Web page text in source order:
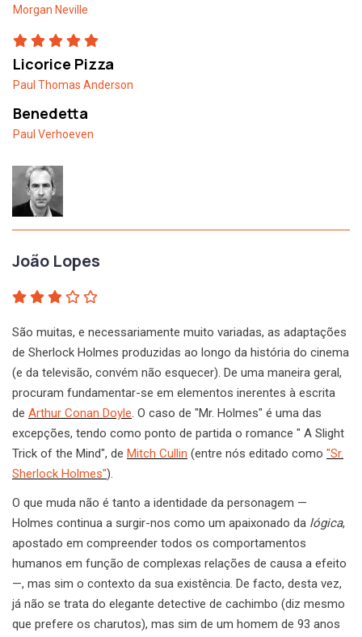
Morgan Neville
Licorice Pizza
Paul Thomas Anderson
Benedetta
Paul Verhoeven
João Lopes
São muitas, e necessariamente muito variadas, as adaptações
de Sherlock Holmes produzidas ao longo da história do cinema
(e da televisão, convém não esquecer). De uma maneira geral,
procuram fundamentar-se em elementos inerentes à escrita
de Arthur Conan Doyle. O caso de "Mr. Holmes" é uma das
excepções, tendo como ponto de partida o romance " A Slight
Trick of the Mind", de Mitch Cullin (entre nós editado como "Sr.
Sherlock Holmes").
O que muda não é tanto a identidade da personagem —
Holmes continua a surgir-nos como um apaixonado da lógica,
apostado em compreender todos os comportamentos
humanos em função de complexas relações de causa a efeito
—, mas sim o contexto da sua existência. De facto, desta vez,
já não se trata do elegante detective de cachimbo (diz mesmo
que prefere os charutos), mas sim de um homem de 93 anos